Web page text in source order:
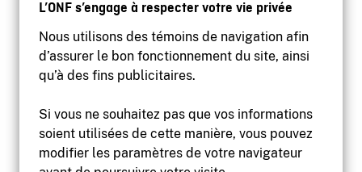
L’ONF s’engage à respecter votre vie privée
Nous utilisons des témoins de navigation afin
d’assurer le bon fonctionnement du site, ainsi
qu’à des fins publicitaires.
Si vous ne souhaitez pas que vos informations
soient utilisées de cette manière, vous pouvez
modifier les paramètres de votre navigateur
Accessibilité